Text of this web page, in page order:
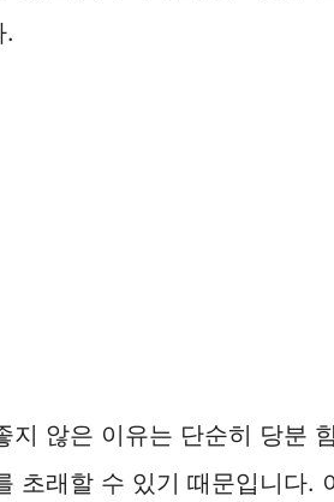
.
지 않은 이유는 단순히 당분
초래할 수 있기 때문입니다.